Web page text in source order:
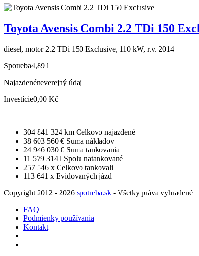
Toyota Avensis Combi 2.2 TDi 150
diesel, motor 2.2 TDi 150 Exclusive, 110 kW, r.v. 2014
Spotreba4,89 l
Najazdenéneverejný údaj
Investície0,00 Kč
304 841 324 km Celkovo najazdené
38 603 560 € Suma nákladov
24 946 030 € Suma tankovania
11 579 314 l Spolu natankované
257 546 x Celkovo tankovali
113 641 x Evidovaných jázd
Copyright 2012 - 2026 spotreba.sk - Všetky práva vyhradené
FAQ
Podmienky používania
Kontakt